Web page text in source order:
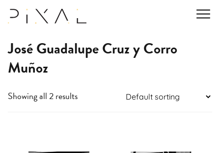
José Guadalupe Cruz y Corro
Muñoz
Showing all 2 results